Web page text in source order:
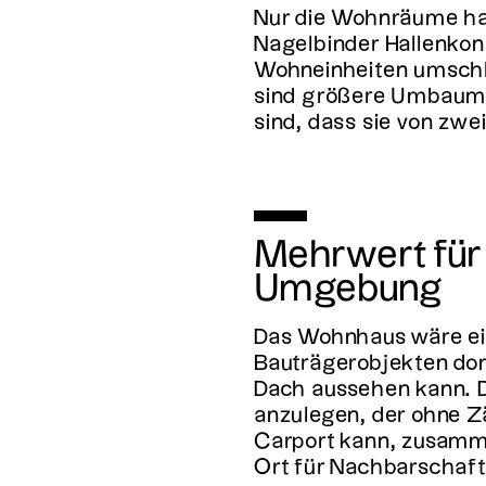
Nur die Wohnräume
Nagelbinder
Wohneinheiten
sind größere
sind, dass sie von
Mehrwert für
Umgebung
Das Wohnhaus wäre
Bauträgerobjekten
Dach aussehen
anzulegen, der ohne
Carport kann,
Ort für